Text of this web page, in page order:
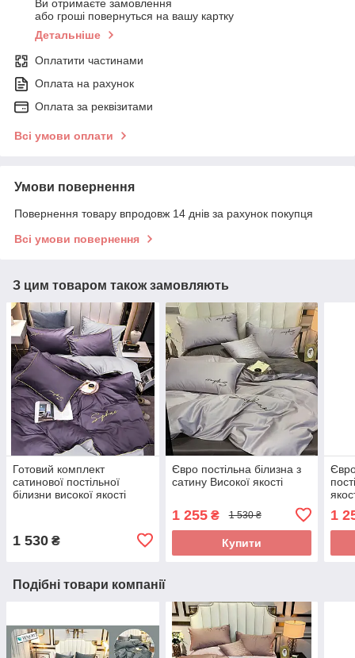
Ви отримаєте замовлення
або гроші повернуться на вашу картку
Детальніше
Оплатити частинами
Оплата на рахунок
Оплата за реквізитами
Всі умови оплати
Умови повернення
Повернення товару впродовж 14 днів за рахунок покупця
Всі умови повернення
З цим товаром також замовляють
Готовий комплект
сатинової постільної
білизни високої якості
1 530 ₴
Євро постільна білизна з
сатину Високої якості
1 255₴ 1 530 ₴
Купити
1
Подібні товари компанії